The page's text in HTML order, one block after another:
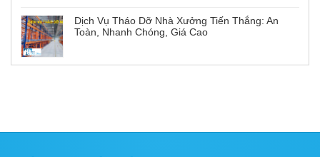
Dịch Vụ Tháo Dỡ Nhà Xưởng Tiến Thắng: An
Toàn, Nhanh Chóng, Giá Cao